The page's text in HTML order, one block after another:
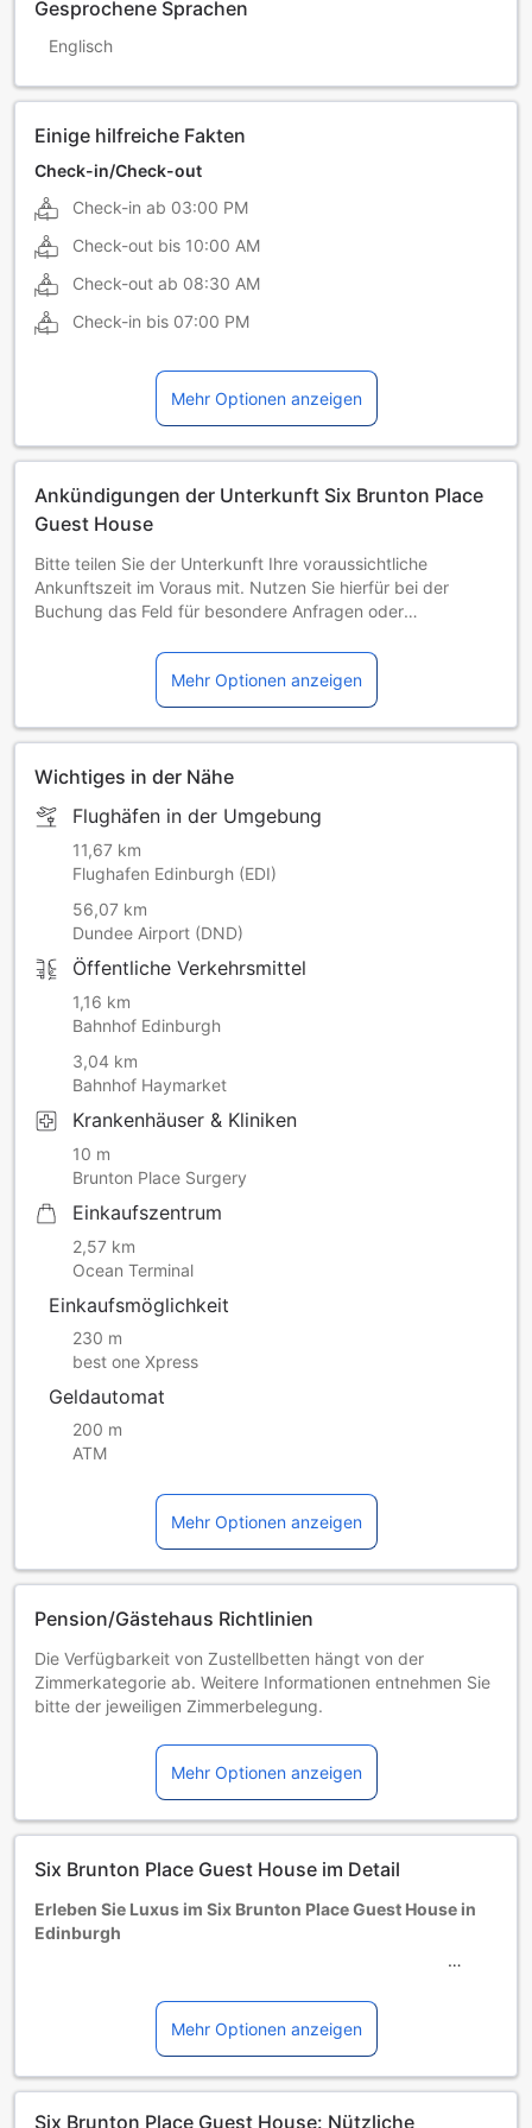
Gesprochene Sprachen
Englisch
Einige hilfreiche Fakten
Check-in/Check-out
Check-in ab 03:00 PM
Check-out bis 10:00 AM
Check-out ab 08:30 AM
Check-in bis 07:00 PM
Mehr Optionen anzeigen
Ankündigungen der Unterkunft Six Brunton Place
Guest House
Bitte teilen Sie der Unterkunft Ihre voraussichtliche
Ankunftszeit im Voraus mit. Nutzen Sie hierfür bei der
Buchung das Feld für besondere Anfragen oder
sind weder Junggesellen-/Junggesellinnenabschiede noch
ähnliche Feiern erlaubt.Mehr Optionen anzeigen
Wichtiges in der Nähe
Flughäfen in der Umgebung
11,67 km
Flughafen Edinburgh (EDI)
56,07 km
Dundee Airport (DND)
Öffentliche Verkehrsmittel
1,16 km
Bahnhof Edinburgh
3,04 km
Bahnhof Haymarket
Krankenhäuser & Kliniken
10 m
Brunton Place Surgery
Einkaufszentrum
2,57 km
Ocean Terminal
Einkaufsmöglichkeit
230 m
best one Xpress
Geldautomat
200 m
ATM
Mehr Optionen anzeigen
Pension/Gästehaus Richtlinien
Die Verfügbarkeit von Zustellbetten hängt von der
Zimmerkategorie ab. Weitere Informationen entnehmen Sie
bitte der jeweiligen Zimmerbelegung.
Buchungsbestimmungen gelten und zusätzliche Gebühren
Mindestalter der Gäste: 18 year(s)
Mehr Optionen anzeigen
Six Brunton Place Guest House im Detail
Erleben Sie Luxus im Six Brunton Place Guest House in
Edinburgh
exquisiten 5-Sterne-Hotel im Herzen von Edinburgh,
Vereinigtes Königreich. Dieses elegante Gästehaus bietet
seinen Gästen nicht nur erstklassigen Komfort, sondern
auch eine perfekte Lage, um die Schönheit und Kultur
dieser faszinierenden Stadt zu entdecken. Mit einem
stilvollen Ambiente und einem hohen Maß an persönlichem
Mehr Optionen anzeigen
Six Brunton Place Guest House: Nützliche